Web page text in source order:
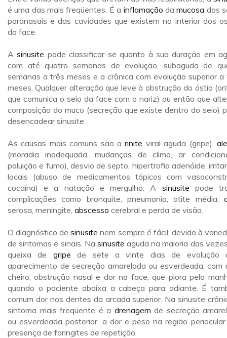
é uma das mais freqüentes. É a inflamação damucosa dos
paranasais e das cavidades que existem no interior dos
da face.
Asinusite pode classificar-se quanto à sua duração em
com até quatro semanas de evolução, subaguda de
semanas a três meses e a crônica com evolução superior a
meses. Qualquer alteração que leve à obstrução do óstio
que comunica o seio da face com o nariz) ou então que
composição do muco (secreção que existe dentro do seio)
desencadear sinusite.
As causas mais comuns são arinite viral aguda (gripe),
(moradia inadequada, mudanças de clima, ar
poluição e fumo), desvio de septo, hipertrofia adenóide,
locais (abuso de medicamentos tópicos com
cocaína) e a natação e mergulho. A sinusite pode
complicações como bronquite, pneumonia, otite média,
serosa, meningite, abscesso cerebral e perda de visão.
O diagnóstico desinusite nem sempre é fácil, devido à
de sintomas e sinais. Na sinusite aguda na maioria das
queixa de gripe de sete a vinte dias de evolução
aparecimento de secreção amarelada ou esverdeada, com
cheiro, obstrução nasal e dor na face, que piora pela
quando o paciente abaixa a cabeça para adiante. É
comum dor nos dentes da arcada superior. Na sinusite
sintoma mais freqüente é a drenagem de secreção
ou esverdeada posterior, a dor e peso na região
presença de faringites de repetição.